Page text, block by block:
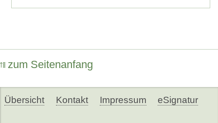
zum Seitenanfang
Übersicht Kontakt Impressum eSignatur